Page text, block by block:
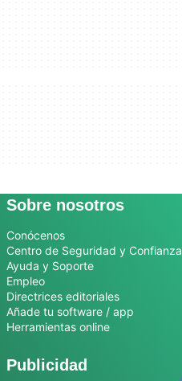
Sobre nosotros
Conócenos
Centro de Seguridad y Confianza
Ayuda y Soporte
Empleo
Directrices editoriales
Añade tu software / app
Herramientas online
Publicidad